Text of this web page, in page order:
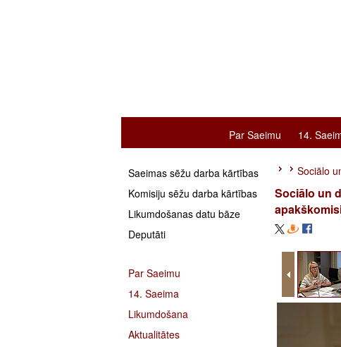
Par Saeimu 14.
Saeimas sēžu darba kārtības
Komisiju sēžu darba kārtības
Likumdošanas datu bāze
Deputāti
Par Saeimu
14. Saeima
Likumdošana
Aktualitātes
Sociālo
Sociālo un